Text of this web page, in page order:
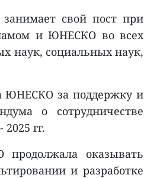
свой пост при
и ЮНЕСКО во всех
наук, социальных наук,
ЮНЕСКО за поддержку и
о сотрудничестве
гг.
оказывать
и разработке